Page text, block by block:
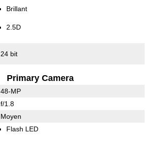
Brillant
2.5D
24 bit
Primary Camera
48-MP
f/1.8
Moyen
Flash LED